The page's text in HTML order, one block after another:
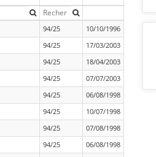
94/25
10/10/1996
94/25
17/03/2003
94/25
18/04/2003
94/25
07/07/2003
94/25
06/08/1998
94/25
10/07/1998
94/25
07/08/1998
94/25
06/08/1998